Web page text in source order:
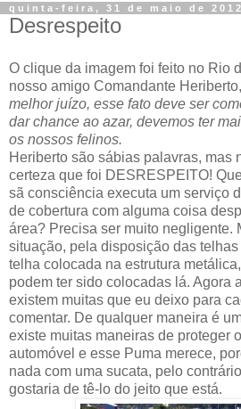
quinta-feira, 31 de maio de 2012
Desrespeito
O clique da imagem foi feito no Rio
nosso amigo Comandante
melhor juízo, esse fato deve ser
dar chance ao azar, devemos ter
os nossos felinos.
Heriberto são sábias palavras, mas
certeza que foi DESRESPEITO!
sã consciência executa um serviço
de cobertura com alguma coisa
área? Precisa ser muito negligente.
situação, pela disposição das
telha colocada na estrutura
podem ter sido colocadas lá. Agora
existem muitas que eu deixo para
comentar. De qualquer maneira é
existe muitas maneiras de proteger
automóvel e esse Puma merece,
nada com uma sucata, pelo
gostaria de tê-lo do jeito que está.